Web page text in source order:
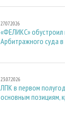
27.07.2026
«ФЕЛИКС» обустроил
Арбитражного суда в
23.07.2026
ЛПК в первом
основным позициям,